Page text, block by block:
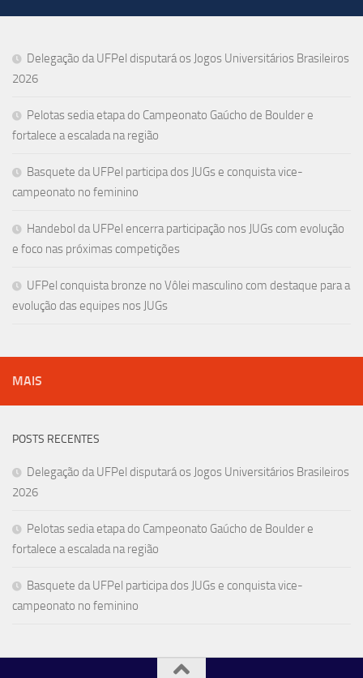
Delegação da UFPel disputará os Jogos Universitários Brasileiros
2026
Pelotas sedia etapa do Campeonato Gaúcho de Boulder e
fortalece a escalada na região
Basquete da UFPel participa dos JUGs e conquista vice-
campeonato no feminino
Handebol da UFPel encerra participação nos JUGs com evolução
e foco nas próximas competições
UFPel conquista bronze no Vôlei masculino com destaque para a
evolução das equipes nos JUGs
MAIS
POSTS RECENTES
Delegação da UFPel disputará os Jogos Universitários Brasileiros
2026
Pelotas sedia etapa do Campeonato Gaúcho de Boulder e
fortalece a escalada na região
Basquete da UFPel participa dos JUGs e conquista vice-
campeonato no feminino